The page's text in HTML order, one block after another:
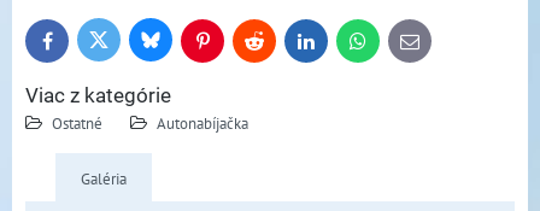
FacebookTwitter BlueskyPinterestReddit LinkedInWhatsApp
E-
mail
Viac z kategórie
Ostatné Autonabíjačka
Galéria